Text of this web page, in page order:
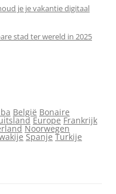
je je vakantie digitaal
stad ter wereld in 2025
België Bonaire
Europe Frankrijk
Noorwegen
Spanje Turkije